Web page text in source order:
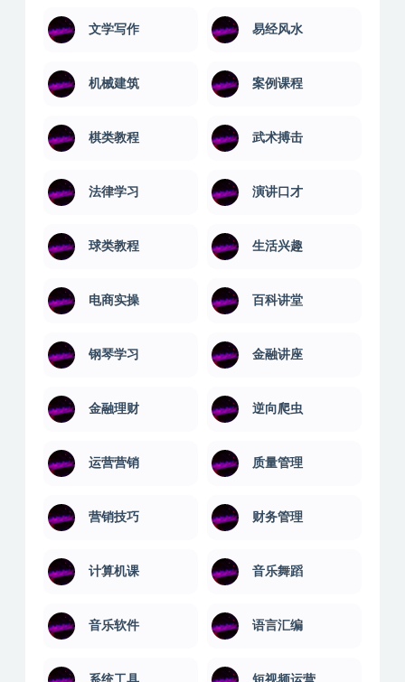
文学写作 易经风水
机械建筑 案例课程
棋类教程 武术搏击
法律学习 演讲口才
球类教程 生活兴趣
电商实操 百科讲堂
钢琴学习 金融讲座
金融理财 逆向爬虫
运营营销 质量管理
营销技巧 财务管理
计算机课 音乐舞蹈
音乐软件 语言汇编